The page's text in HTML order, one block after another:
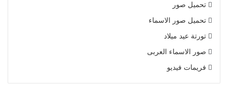
تحميل صور
تحميل صور الاسماء
تورتة عيد ميلاد
صور الاسماء العربى
فريمات فيديو